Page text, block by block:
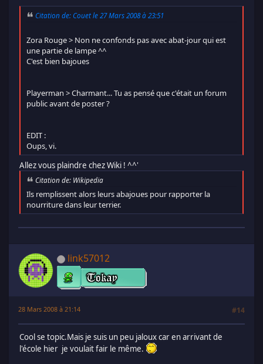
Citation de: Couet le 27 Mars 2008 à 23:51
Zora Rouge > Non ne confonds pas avec abat-jour qui est
une partie de lampe ^^
C'est bien bajoues
Playerman > Charmant... Tu as pensé que c'était un forum
public avant de poster ?
EDIT :
Oups, vi.
Allez vous plaindre chez Wiki ! ^^'
Citation de: Wikipedia
Ils remplissent alors leurs abajoues pour rapporter la
nourriture dans leur terrier.
link57012
28 Mars 2008 à 21:14 #14
Cool se topic.Mais je suis un peu jaloux car en arrivant de
l'école hier je voulait fair le même.